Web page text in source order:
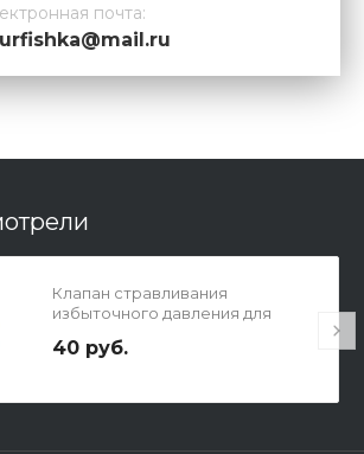
почта:
Клапан стравливания
избыточного давления для
40 руб.